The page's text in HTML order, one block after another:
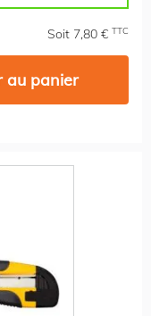
Soit 7,80 € TTC
au panier